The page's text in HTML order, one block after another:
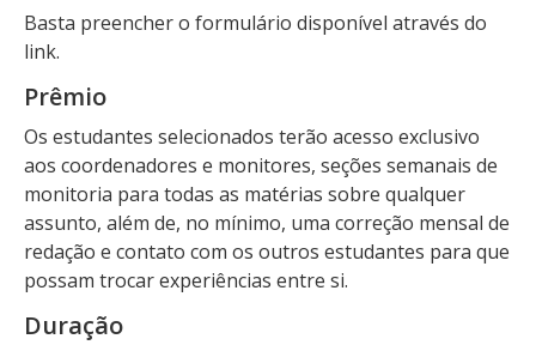
Basta preencher o formulário disponível através do
link.
Prêmio
Os estudantes selecionados terão acesso exclusivo
aos coordenadores e monitores, seções semanais de
monitoria para todas as matérias sobre qualquer
assunto, além de, no mínimo, uma correção mensal de
redação e contato com os outros estudantes para que
possam trocar experiências entre si.
Duração